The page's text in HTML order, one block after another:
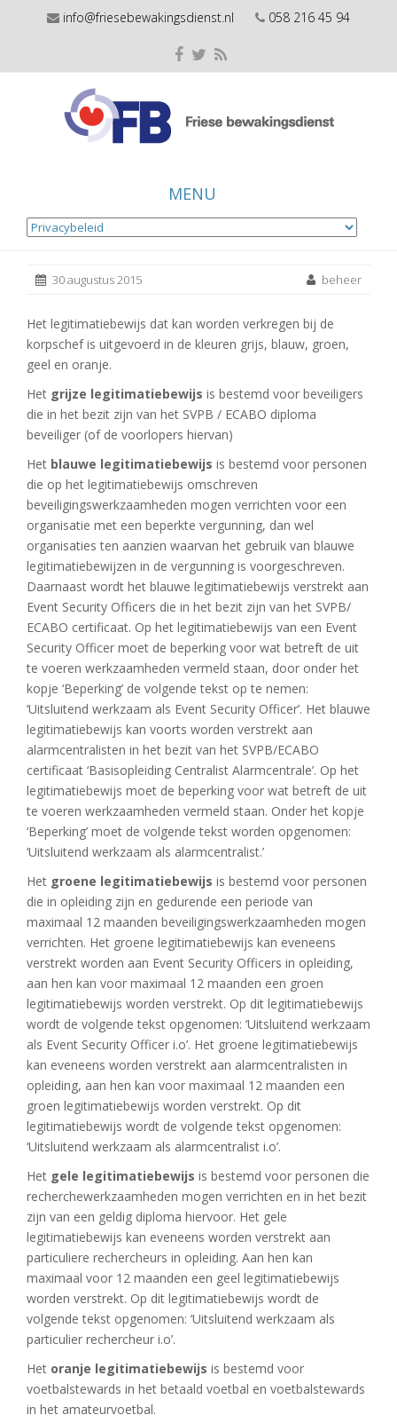
info@friesebewakingsdienst.nl 058 216 45 94
MENU
to
content
30 augustus 2015 beheer
Het legitimatiebewijs dat kan worden verkregen bij de
korpschef is uitgevoerd in de kleuren grijs, blauw, groen,
geel en oranje.
Het grijze legitimatiebewijs is bestemd voor beveiligers
die in het bezit zijn van het SVPB / ECABO diploma
beveiliger (of de voorlopers hiervan)
Het blauwe legitimatiebewijs is bestemd voor personen
die op het legitimatiebewijs omschreven
beveiligingswerkzaamheden mogen verrichten voor een
organisatie met een beperkte vergunning, dan wel
organisaties ten aanzien waarvan het gebruik van blauwe
legitimatiebewijzen in de vergunning is voorgeschreven.
Daarnaast wordt het blauwe legitimatiebewijs verstrekt aan
Event Security Officers die in het bezit zijn van het SVPB/
ECABO certificaat. Op het legitimatiebewijs van een Event
Security Officer moet de beperking voor wat betreft de uit
te voeren werkzaamheden vermeld staan, door onder het
kopje ‘Beperking’ de volgende tekst op te nemen:
‘Uitsluitend werkzaam als Event Security Officer’. Het blauwe
legitimatiebewijs kan voorts worden verstrekt aan
alarmcentralisten in het bezit van het SVPB/ECABO
certificaat ‘Basisopleiding Centralist Alarmcentrale’. Op het
legitimatiebewijs moet de beperking voor wat betreft de uit
te voeren werkzaamheden vermeld staan. Onder het kopje
‘Beperking’ moet de volgende tekst worden opgenomen:
‘Uitsluitend werkzaam als alarmcentralist.’
Het groene legitimatiebewijs is bestemd voor personen
die in opleiding zijn en gedurende een periode van
maximaal 12 maanden beveiligingswerkzaamheden mogen
verrichten. Het groene legitimatiebewijs kan eveneens
verstrekt worden aan Event Security Officers in opleiding,
aan hen kan voor maximaal 12 maanden een groen
legitimatiebewijs worden verstrekt. Op dit legitimatiebewijs
wordt de volgende tekst opgenomen: ‘Uitsluitend werkzaam
als Event Security Officer i.o’. Het groene legitimatiebewijs
kan eveneens worden verstrekt aan alarmcentralisten in
opleiding, aan hen kan voor maximaal 12 maanden een
groen legitimatiebewijs worden verstrekt. Op dit
legitimatiebewijs wordt de volgende tekst opgenomen:
‘Uitsluitend werkzaam als alarmcentralist i.o’.
Het gele legitimatiebewijs is bestemd voor personen die
recherchewerkzaamheden mogen verrichten en in het bezit
zijn van een geldig diploma hiervoor. Het gele
legitimatiebewijs kan eveneens worden verstrekt aan
particuliere rechercheurs in opleiding. Aan hen kan
maximaal voor 12 maanden een geel legitimatiebewijs
worden verstrekt. Op dit legitimatiebewijs wordt de
volgende tekst opgenomen: ‘Uitsluitend werkzaam als
particulier rechercheur i.o’.
Het oranje legitimatiebewijs is bestemd voor
voetbalstewards in het betaald voetbal en voetbalstewards
in het amateurvoetbal.